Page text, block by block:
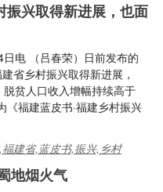
振兴取得新进展，也面
电 （吕春荣）日前发布的
省乡村振兴取得新进展，
贫人口收入增幅持续高于
福建蓝皮书·福建乡村振兴
建省,蓝皮书,振兴,乡村
地烟火气